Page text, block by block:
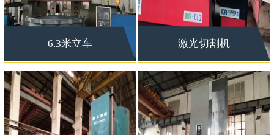
6.3米立车 激光切割机